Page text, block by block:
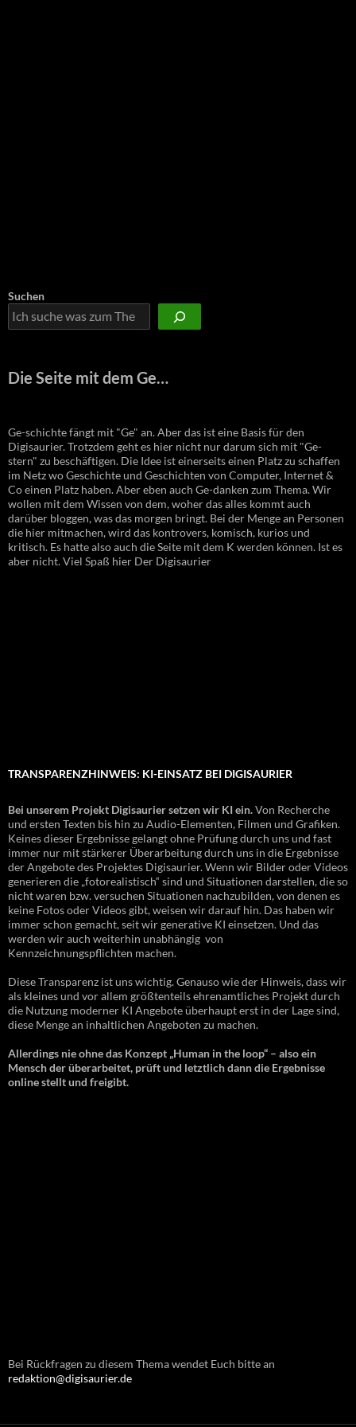
Suchen
Die Seite mit dem Ge…
Ge-schichte fängt mit "Ge" an. Aber das ist eine Basis für den
Digisaurier. Trotzdem geht es hier nicht nur darum sich mit "Ge-
stern" zu beschäftigen. Die Idee ist einerseits einen Platz zu schaffen
im Netz wo Geschichte und Geschichten von Computer, Internet &
Co einen Platz haben. Aber eben auch Ge-danken zum Thema. Wir
wollen mit dem Wissen von dem, woher das alles kommt auch
darüber bloggen, was das morgen bringt. Bei der Menge an Personen
die hier mitmachen, wird das kontrovers, komisch, kurios und
kritisch. Es hatte also auch die Seite mit dem K werden können. Ist es
aber nicht. Viel Spaß hier Der Digisaurier
TRANSPARENZHINWEIS: KI-EINSATZ BEI DIGISAURIER
Bei unserem Projekt Digisaurier setzen wir KI ein.Von Recherche
und ersten Texten bis hin zu Audio-Elementen, Filmen und Grafiken.
Keines dieser Ergebnisse gelangt ohne Prüfung durch uns und fast
immer nur mit stärkerer Überarbeitung durch uns in die Ergebnisse
der Angebote des Projektes Digisaurier. Wenn wir Bilder oder Videos
generieren die „fotorealistisch“ sind und Situationen darstellen, die so
nicht waren bzw. versuchen Situationen nachzubilden, von denen es
keine Fotos oder Videos gibt, weisen wir darauf hin. Das haben wir
immer schon gemacht, seit wir generative KI einsetzen. Und das
werden wir auch weiterhin unabhängig von
Kennzeichnungspflichten machen.
Diese Transparenz ist uns wichtig. Genauso wie der Hinweis, dass wir
als kleines und vor allem größtenteils ehrenamtliches Projekt durch
die Nutzung moderner KI Angebote überhaupt erst in der Lage sind,
diese Menge an inhaltlichen Angeboten zu machen.
Allerdings nie ohne das Konzept „Human in the loop“ – also ein
Mensch der überarbeitet, prüft und letztlich dann die Ergebnisse
online stellt und freigibt.
Bei Rückfragen zu diesem Thema wendet Euch bitte an
redaktion@digisaurier.de